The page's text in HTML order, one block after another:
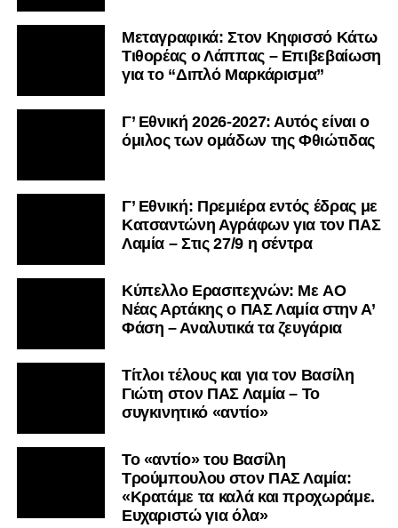
Μεταγραφικά: Στον Κηφισσό Κάτω
Τιθορέας ο Λάππας – Επιβεβαίωση
για το “Διπλό Μαρκάρισμα”
Γ’ Εθνική 2026-2027: Αυτός είναι ο
όμιλος των ομάδων της Φθιώτιδας
Γ’ Εθνική: Πρεμιέρα εντός έδρας με
Κατσαντώνη Αγράφων για τον ΠΑΣ
Λαμία – Στις 27/9 η σέντρα
Kύπελλο Ερασιτεχνών: Με AO
Nέας Αρτάκης ο ΠΑΣ Λαμία στην Α’
Φάση – Αναλυτικά τα ζευγάρια
Τίτλοι τέλους και για τον Βασίλη
Γιώτη στον ΠΑΣ Λαμία – Το
συγκινητικό «αντίο»
Το «αντίο» του Βασίλη
Τρούμπουλου στον ΠΑΣ Λαμία:
«Κρατάμε τα καλά και προχωράμε.
Ευχαριστώ για όλα»